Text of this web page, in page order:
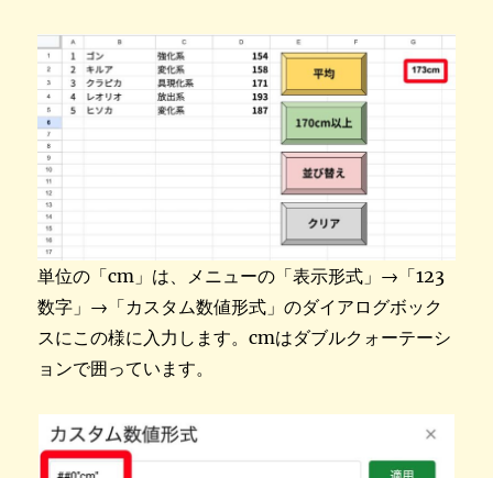
単位の「cm」は、メニューの「表示形式」→「123
数字」→「カスタム数値形式」のダイアログボック
スにこの様に入力します。cmはダブルクォーテーシ
ョンで囲っています。